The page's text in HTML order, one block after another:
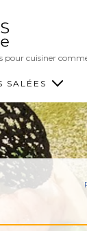
pour cuisiner
SALÉES